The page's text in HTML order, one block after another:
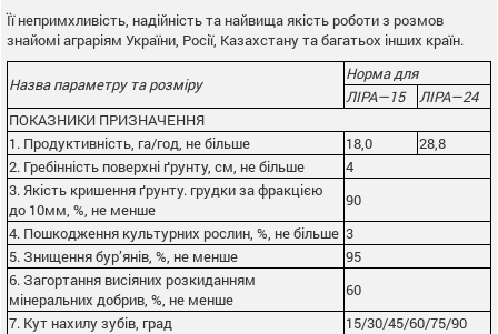
Її непримхливість, надійність та найвища якість роботи з розмов
знайомі аграріям України, Росії, Казахстану та багатьох інших країн.
Назва параметру та розміру
Норма для
ЛІРА—15
ЛІРА—24
ПОКАЗНИКИ ПРИЗНАЧЕННЯ
1. Продуктивність, га/год, не більше
18,0
28,8
2. Гребінність поверхні ґрунту, см, не більше
4
3. Якість кришення ґрунту. грудки за фракцією
до 10мм, %, не менше
90
4. Пошкодження культурних рослин, %, не більше 3
5. Знищення бур’янів, %, не менше
95
6. Загортання висіяних розкиданням
мінеральних добрив, %, не менше
60
7. Кут нахилу зубів, град
15/30/45/60/75/90